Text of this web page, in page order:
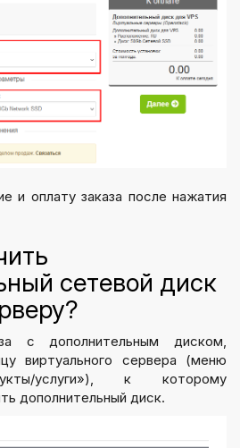
и оплату заказа после нажатия
сетевой диск
с дополнительным диском,
виртуального сервера (меню
услуги»), к которому
дополнительный диск.